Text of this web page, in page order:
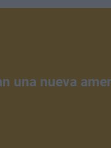
una nueva